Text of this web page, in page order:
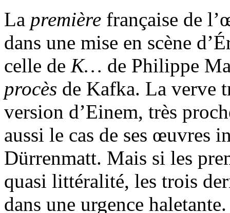
La première française de
dans une mise en scène
celle de K… de Philippe
procès de Kafka. La verve
version d’Einem, très
aussi le cas de ses œuvres
Dürrenmatt. Mais si les
quasi littéralité, les trois
dans une urgence